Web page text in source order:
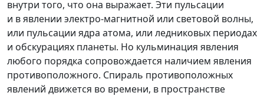
внутри того, что она выражает. Эти пульсации
и в явлении электро-магнитной или световой волны,
или пульсации ядра атома, или ледниковых периодах
и обскурациях планеты. Но кульминация явления
любого порядка сопровождается наличием явления
противоположного. Спираль противоположных
явлений движется во времени, в пространстве